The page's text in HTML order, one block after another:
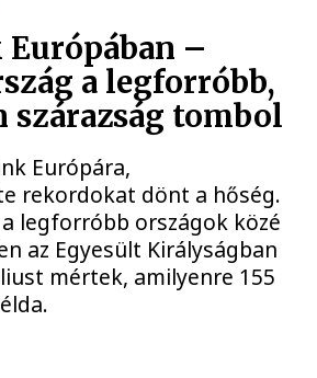
–
a legforróbb,
szárazság tombol
Európára,
rekordokat dönt a hőség.
legforróbb országok közé
az Egyesült Királyságban
mértek, amilyenre 155